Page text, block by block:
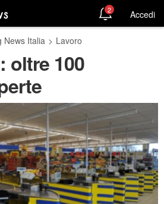
2 Accedi
News Italia > Lavoro
oltre 100